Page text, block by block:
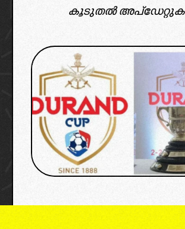
കൂടുതൽ
image credit: x